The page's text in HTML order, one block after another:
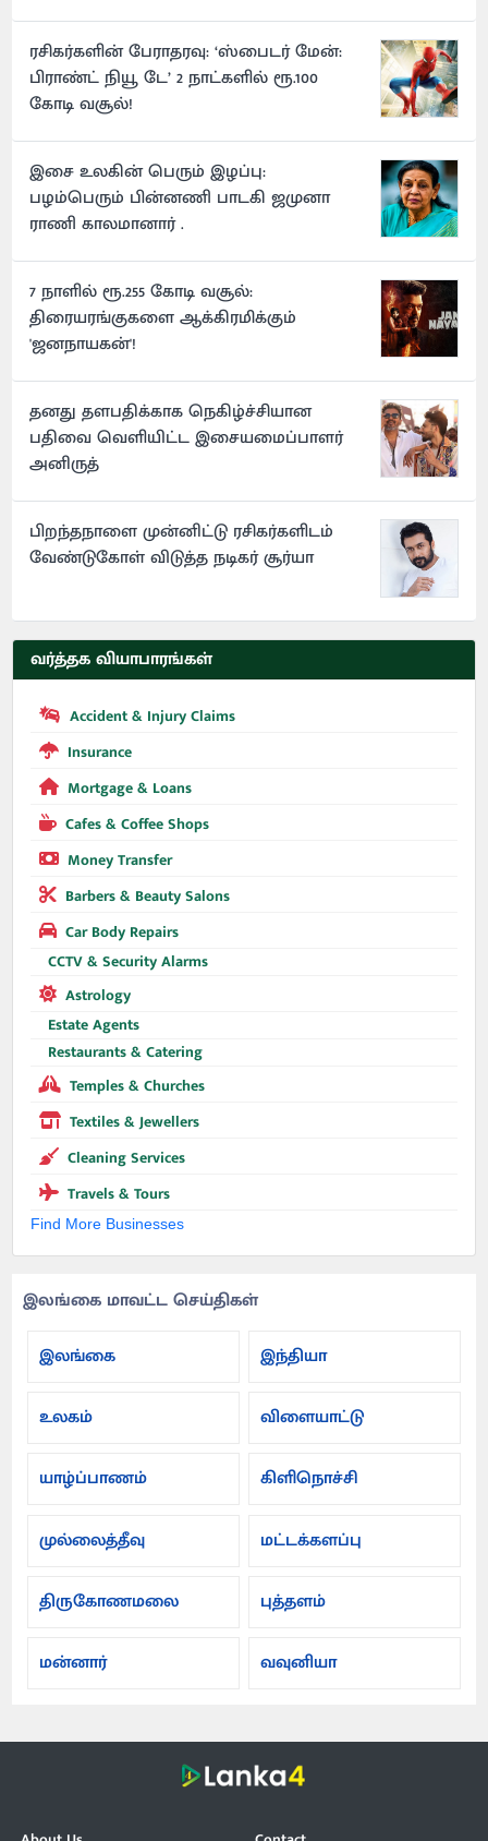
ரசிகர்களின் பேராதரவு: ‘ஸ்பைடர் மேன்:
பிராண்ட் நியூ டே’ 2 நாட்களில் ரூ.100
கோடி வசூல்!
இசை உலகின் பெரும் இழப்பு:
பழம்பெரும் பின்னணி பாடகி ஜமுனா
ராணி காலமானார் .
7 நாளில் ரூ.255 கோடி வசூல்:
திரையரங்குகளை ஆக்கிரமிக்கும்
'ஜனநாயகன்'!
தனது தளபதிக்காக நெகிழ்ச்சியான
பதிவை வெளியிட்ட இசையமைப்பாளர்
அனிருத்
பிறந்தநாளை முன்னிட்டு ரசிகர்களிடம்
வேண்டுகோள் விடுத்த நடிகர் சூர்யா
வர்த்தக வியாபாரங்கள்
Accident & Injury Claims
Insurance
Mortgage & Loans
Cafes & Coffee Shops
Money Transfer
Barbers & Beauty Salons
Car Body Repairs
CCTV & Security Alarms
Astrology
Estate Agents
Restaurants & Catering
Temples & Churches
Textiles & Jewellers
Cleaning Services
Travels & Tours
Find More Businesses
இலங்கை மாவட்ட செய்திகள்
இலங்கை
இந்தியா
உலகம் விளையாட்டு
யாழ்ப்பாணம் கிளிநொச்சி
முல்லைத்தீவு மட்டக்களப்பு
திருகோணமலை புத்தளம்
மன்னார் வவுனியா